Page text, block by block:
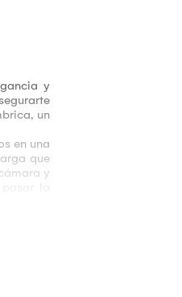
y
un
en una
que
y